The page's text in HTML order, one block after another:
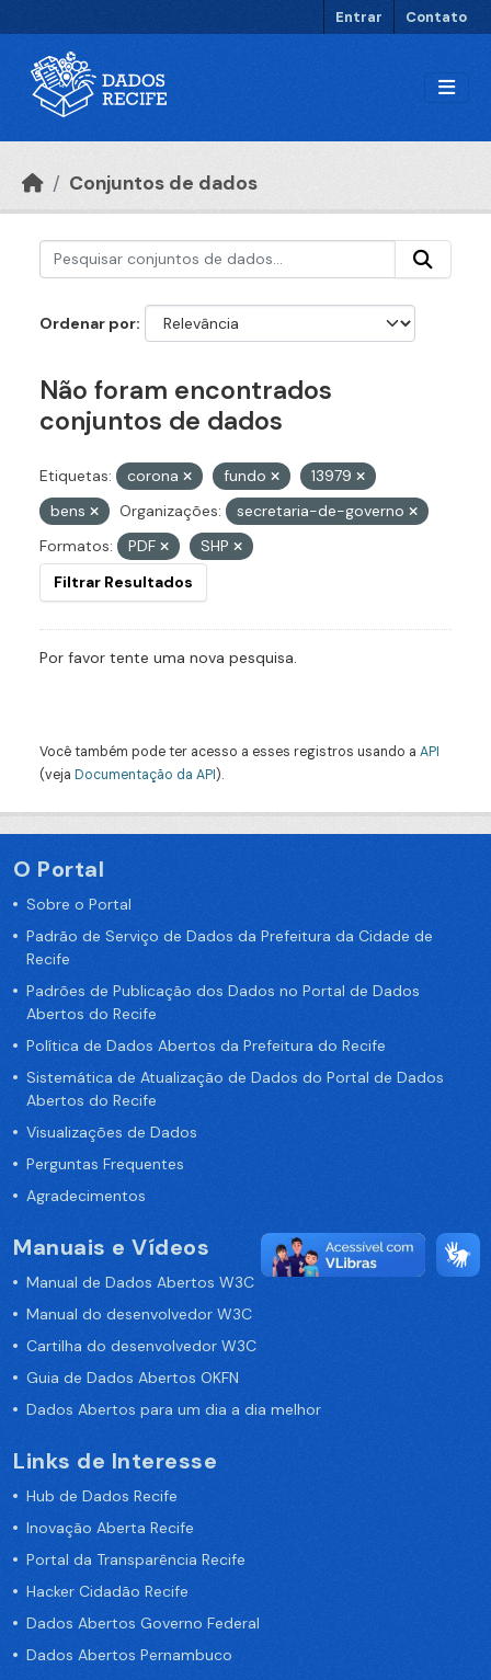
Entrar Contato
Conjuntos de dados
Ordenar por
Não foram encontrados
conjuntos de dados
Etiquetas: corona fundo
13979
bens
Organizações:
secretaria-de-governo
Formatos:
PDF
SHP
Filtrar Resultados
Por favor tente uma nova pesquisa.
Você também pode ter acesso a esses registros usando a API
(veja Documentação da API).
O Portal
Sobre o Portal
Padrão de Serviço de Dados da Prefeitura da Cidade de
Recife
Padrões de Publicação dos Dados no Portal de Dados
Abertos do Recife
Política de Dados Abertos da Prefeitura do Recife
Sistemática de Atualização de Dados do Portal de Dados
Abertos do Recife
Visualizações de Dados
Perguntas Frequentes
Agradecimentos
Manuais e Vídeos
Manual de Dados Abertos W3C
Manual do desenvolvedor W3C
Cartilha do desenvolvedor W3C
Guia de Dados Abertos OKFN
Dados Abertos para um dia a dia melhor
Links de Interesse
Hub de Dados Recife
Inovação Aberta Recife
Portal da Transparência Recife
Hacker Cidadão Recife
Dados Abertos Governo Federal
Dados Abertos Pernambuco